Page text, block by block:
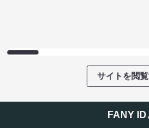
サイトを閲
FANY ID